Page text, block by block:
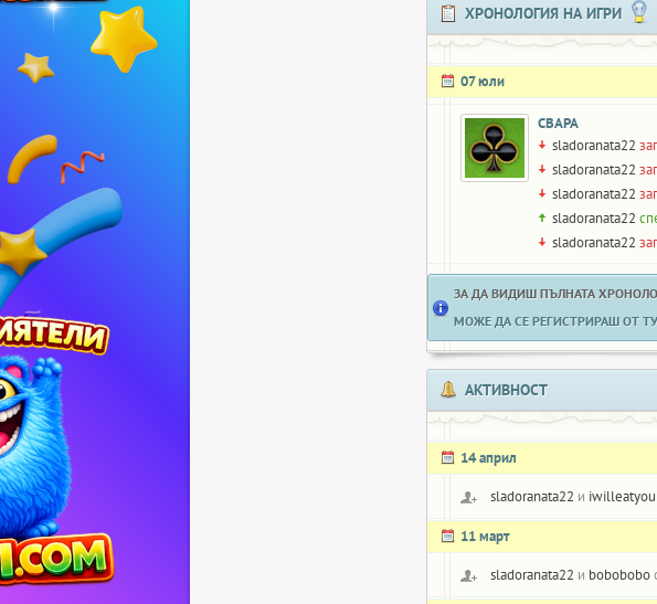
ХРОНОЛОГИЯ НА ИГРИ
07 юли
СВАРА
sladoranata22
sladoranata22
sladoranata22
sladoranata22
sladoranata22
ЗА ДА ВИДИШ ПЪЛНАТА
МОЖЕ ДА СЕ РЕГИСТРИРАШ ОТ
АКТИВНОСТ
14 април
sladoranata22 и iwilleatyou
11 март
sladoranata22 и bobobobo